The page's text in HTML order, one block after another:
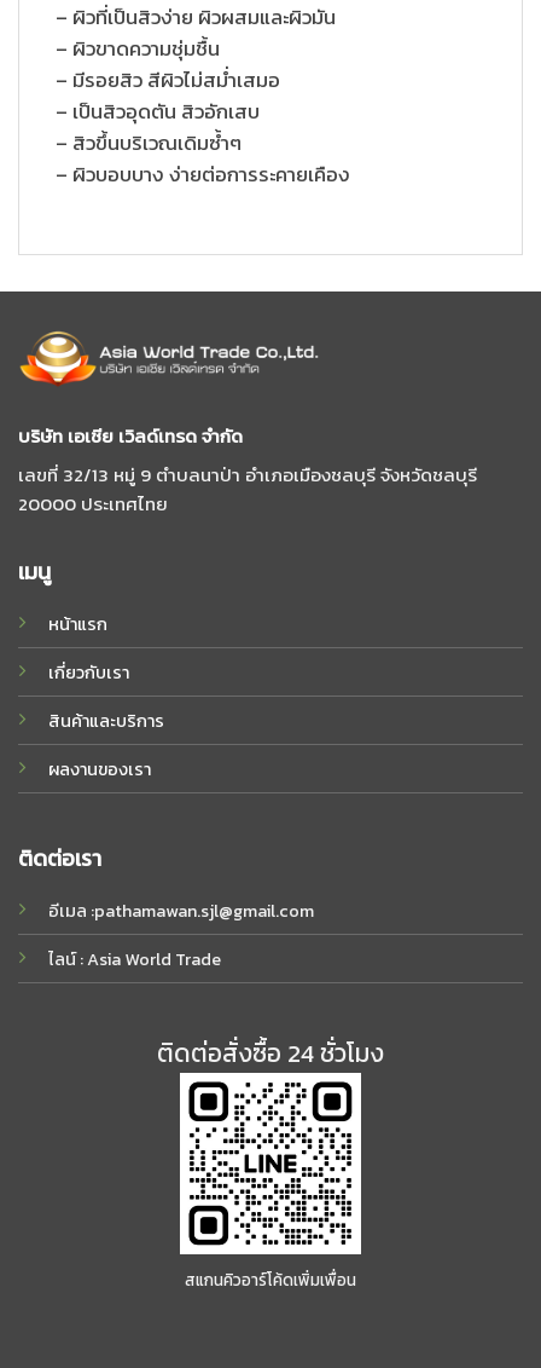
– ผิวที่เป็นสิวง่าย ผิวผสมและผิวมัน
– ผิวขาดความชุ่มชื้น
– มีรอยสิว สีผิวไม่สม่ำเสมอ
– เป็นสิวอุดตัน สิวอักเสบ
– สิวขึ้นบริเวณเดิมซ้ำๆ
– ผิวบอบบาง ง่ายต่อการระคายเคือง
บริษัท เอเชีย เวิลด์เทรด จํากัด
เลขที่ 32/13 หมู่ 9 ตําบลนาป่า อําเภอเมืองชลบุรี จังหวัดชลบุรี
20000 ประเทศไทย
เมนู
หน้าแรก
เกี่ยวกับเรา
สินค้าและบริการ
ผลงานของเรา
ติดต่อเรา
อีเมล :pathamawan.sjl@gmail.com
ไลน์ : Asia World Trade
ติดต่อสั่งซื้อ 24 ชั่วโมง
สแกนคิวอาร์โค้ดเพิ่มเพื่อน